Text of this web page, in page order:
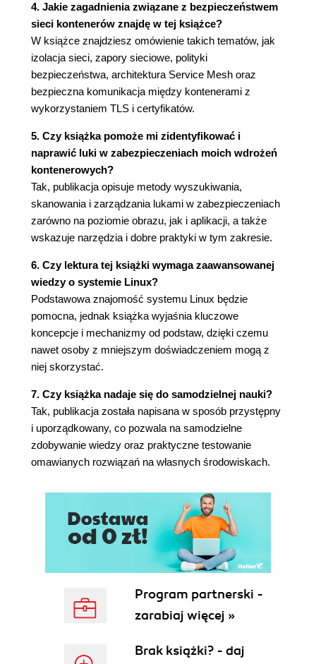
Typ 2. VMM 72
Maszyny wirtualne oparte na jądrze 73
Przechwyć i emuluj 73
Obsługa instrukcji niewirtualizowanych 74
Izolacja procesu i zapewnienie bezpieczeństwa 75
Wady maszyny wirtualnej 76
Izolacja kontenera w porównaniu do izolacji
maszyny wirtualnej 77
Podsumowanie 77
6. Obrazy kontenera 79
Główny system plików i konfiguracja obrazu 79
Nadpisanie konfiguracji w trakcie działania obrazu
80
Standardy OCI 80
Konfiguracja obrazu 81
Tworzenie obrazu 82
Niebezpieczeństwa związane z poleceniem
docker build 82
Tworzenie obrazu kontenera bez użycia
demona 83
Warstwy obrazu 84
Identyfikowanie obrazów kontenera 86
Zapewnienie bezpieczeństwa obrazowi kontenera
88
Zapewnienie bezpieczeństwa podczas tworzenia
obrazu 89
Najlepsze praktyki związane z zapewnieniem
bezpieczeństwa pliku Dockerfile 89
Ataki na komputer, w którym są tworzone
Zapewnienie bezpieczeństwa podczas
Utworzenie własnego rejestru obrazów 92
Podpisywanie obrazów 93
4. Jakie zagadnienia związane z bezpieczeństwem
sieci kontenerów znajdę w tej książce?
W książce znajdziesz omówienie takich tematów, jak
izolacja sieci, zapory sieciowe, polityki
bezpieczeństwa, architektura Service Mesh oraz
bezpieczna komunikacja między kontenerami z
wykorzystaniem TLS i certyfikatów.
5. Czy książka pomoże mi zidentyfikować i
naprawić luki w zabezpieczeniach moich wdrożeń
kontenerowych?
Tak, publikacja opisuje metody wyszukiwania,
skanowania i zarządzania lukami w zabezpieczeniach
zarówno na poziomie obrazu, jak i aplikacji, a także
wskazuje narzędzia i dobre praktyki w tym zakresie.
6. Czy lektura tej książki wymaga zaawansowanej
wiedzy o systemie Linux?
Podstawowa znajomość systemu Linux będzie
pomocna, jednak książka wyjaśnia kluczowe
koncepcje i mechanizmy od podstaw, dzięki czemu
nawet osoby z mniejszym doświadczeniem mogą z
niej skorzystać.
7. Czy książka nadaje się do samodzielnej nauki?
Tak, publikacja została napisana w sposób przystępny
i uporządkowany, co pozwala na samodzielne
zdobywanie wiedzy oraz praktyczne testowanie
omawianych rozwiązań na własnych środowiskach.
Program partnerski -
zarabiaj więcej »
Brak książki? - daj